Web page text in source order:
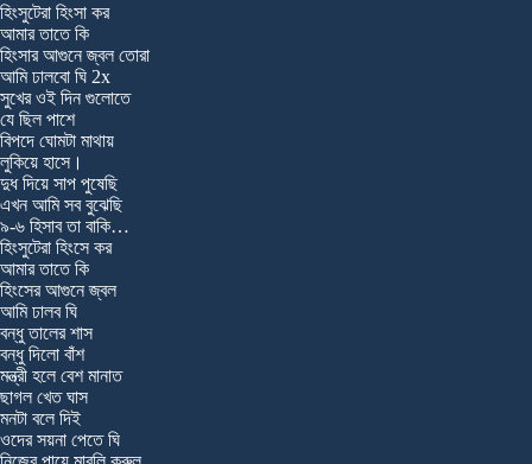
হিংসুটেরা হিংসা কর
আমার তাতে কি
হিংসার আগুনে জ্বল তোরা
আমি ঢালবো ঘি 2x
সুখের ওই দিন গুলোতে
যে ছিল পাশে
বিপদে ঘোমটা মাথায়
লুকিয়ে হাসে।
দুধ দিয়ে সাপ পুষেছি
এখন আমি সব বুঝেছি
৯-৬ হিসাব তা বাকি…
হিংসুটেরা হিংসে কর
আমার তাতে কি
হিংসের আগুনে জ্বল
আমি ঢালব ঘি
বন্ধু তালের শাস
বন্ধু দিলো বাঁশ
মন্ত্রী হলে বেশ মানাত
ছাগল খেত ঘাস
মনটা বলে দিই
ওদের সয়না পেতে ঘি